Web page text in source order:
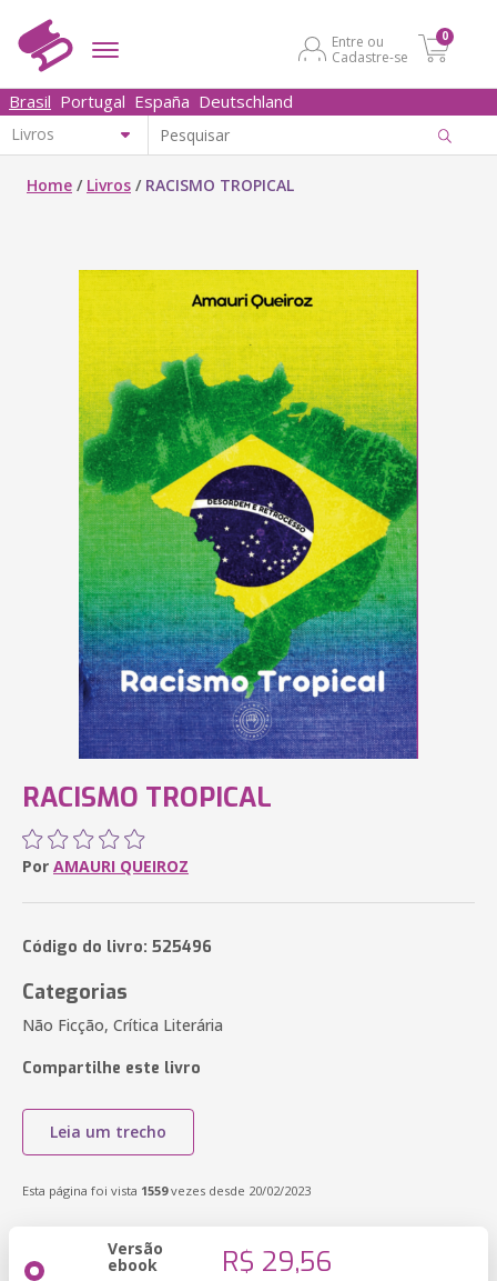
Entre ou
Cadastre-se
0
Brasil Portugal España Deutschland
Home / Livros / RACISMO TROPICAL
RACISMO TROPICAL
Por AMAURI QUEIROZ
Código do livro: 525496
Categorias
Não Ficção, Crítica Literária
Compartilhe este livro
Leia um trecho
Esta página foi vista 1559vezes desde 20/02/2023
Versão
ebook R$ 29,56